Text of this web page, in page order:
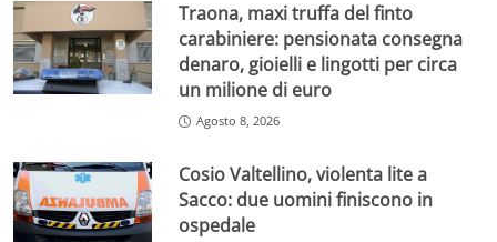
Traona, maxi truffa del finto
carabiniere: pensionata consegna
denaro, gioielli e lingotti per circa
un milione di euro
Agosto 8, 2026
Cosio Valtellino, violenta lite a
Sacco: due uomini finiscono in
ospedale